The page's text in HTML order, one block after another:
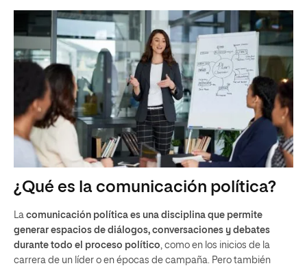
¿Qué es la comunicación política?
La comunicación política es una disciplina que permite
generar espacios de diálogos, conversaciones y debates
durante todo el proceso político , como en los inicios de la
carrera de un líder o en épocas de campaña. Pero también